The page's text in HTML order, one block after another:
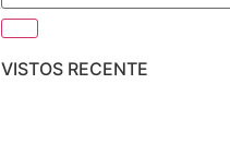
VISTOS RECENTE